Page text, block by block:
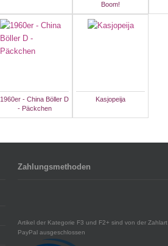
Boom!
1960er - China Böller D
- Päckchen
Kasjopeija
Zahlungsmethoden
Artikel der Kategorie F3 und F2+ sind von der Zahlart
PayPal ausgeschlossen